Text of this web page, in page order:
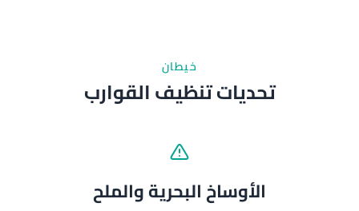
خيطان
تحديات تنظيف القوارب
الأوساخ البحرية والملح